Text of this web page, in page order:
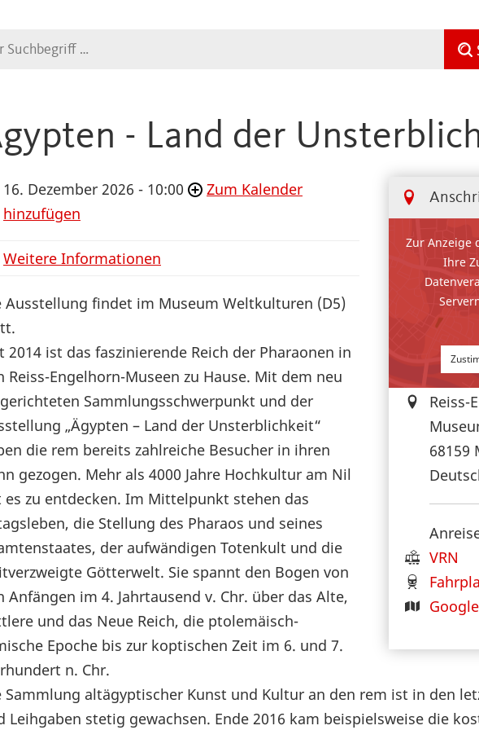
- Land der
Zur Anzeige
Ihre
Reiss-
68159
VRN
16. Dezember 2026 - 10:00
Zum Kalender
hinzufügen
Weitere Informationen
Ausstellung findet im Museum Weltkulturen (D5)
2014 ist das faszinierende Reich der Pharaonen in
Reiss-Engelhorn-Museen zu Hause. Mit dem neu
Sammlungsschwerpunkt und der
„Ägypten – Land der Unsterblichkeit“
die rem bereits zahlreiche Besucher in ihren
gezogen. Mehr als 4000 Jahre Hochkultur am Nil
es zu entdecken. Im Mittelpunkt stehen das
die Stellung des Pharaos und seines
der aufwändigen Totenkult und die
Götterwelt. Sie spannt den Bogen von
Anfängen im 4. Jahrtausend v. Chr. über das Alte,
und das Neue Reich, die ptolemäisch-
Epoche bis zur koptischen Zeit im 6. und 7.
n. Chr.
Sammlung altägyptischer Kunst und Kultur an den rem ist in den
Leihgaben stetig gewachsen. Ende 2016 kam beispielsweise die